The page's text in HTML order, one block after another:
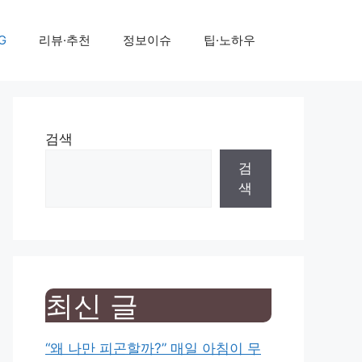
리뷰·추천 정보이슈 팁·노하우
검색
검
색
최신 글
“왜 나만 피곤할까?” 매일 아침이 무